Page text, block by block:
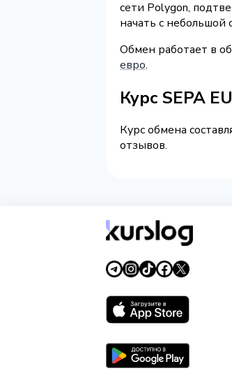
сети Polygon,
начать с небольшой
Обмен работает в
евро.
Курс SEPA
Курс обмена
отзывов.